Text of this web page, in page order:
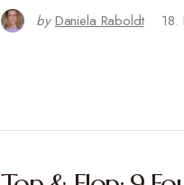
by Daniela Raboldt 18.